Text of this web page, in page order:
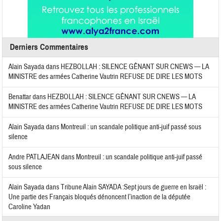
Derniers Commentaires
Alain Sayadadans HEZBOLLAH : SILENCE GÊNANT SUR CNEWS — LA
MINISTRE des armées Catherine Vautrin REFUSE DE DIRE LES MOTS
Benattardans HEZBOLLAH : SILENCE GÊNANT SUR CNEWS — LA
MINISTRE des armées Catherine Vautrin REFUSE DE DIRE LES MOTS
Alain Sayadadans Montreuil : un scandale politique anti-juif passé sous
silence
Andre PATLAJEAN dans Montreuil : un scandale politique anti-juif passé
sous silence
Alain SayadadansTribune Alain SAYADA :Sept jours de guerre en Israël :
Une partie des Français bloqués dénoncent l’inaction de la députée
Caroline Yadan